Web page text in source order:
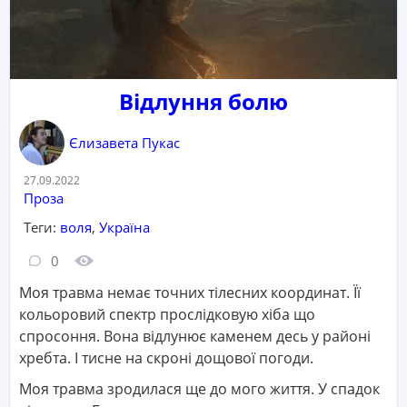
Відлуння болю
Єлизавета Пукас
Дата:
27.09.2022
Категорія:
Проза
Теги: воля, Україна
Кількість коментарів:
0 Кількість переглядів:
Моя травма немає точних тілесних координат. Її
кольоровий спектр прослідковую хіба що
спросоння. Вона відлунює каменем десь у районі
хребта. І тисне на скроні дощової погоди.
Моя травма зродилася ще до мого життя. У спадок